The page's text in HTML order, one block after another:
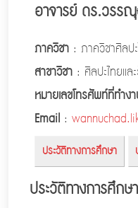
อาจารย์ ดร.วรร
ภาควิชา : ภาควิชาศิลป
สาขาวิชา : ศิลปะไทยแ
หมายเลขโทรศัพท์ที่ทำง
Email :
ประวัติทางการศึกษา
ประวัติทางการศึกษา